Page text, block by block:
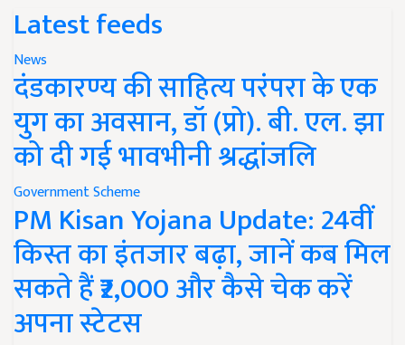
Latest feeds
News
दंडकारण्य की साहित्य परंपरा के एक
युग का अवसान, डॉ (प्रो). बी. एल. झा
को दी गई भावभीनी श्रद्धांजलि
Government Scheme
PM Kisan Yojana Update: 24वीं
किस्त का इंतजार बढ़ा, जानें कब मिल
सकते हैं ₹2,000 और कैसे चेक करें
अपना स्टेटस